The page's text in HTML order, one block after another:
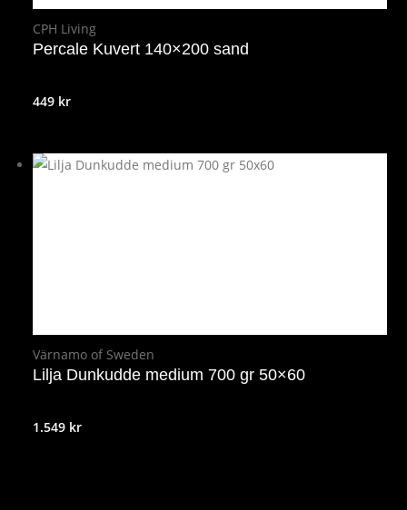
CPH Living
Percale Kuvert 140×200 sand
449 kr
Värnamo of Sweden
Lilja Dunkudde medium 700 gr 50×60
1.549 kr